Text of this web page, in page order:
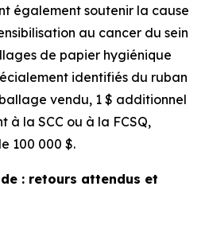
également soutenir la cause
au cancer du sein
de papier hygiénique
identifiés du ruban
vendu, 1 $ additionnel
à la SCC ou à la FCSQ,
100 000 $.
: retours attendus et